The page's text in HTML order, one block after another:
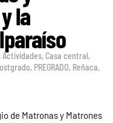
la
,Actividades,Casa central,
, PREGRADO, Reñaca,
de Matronas y Matrones